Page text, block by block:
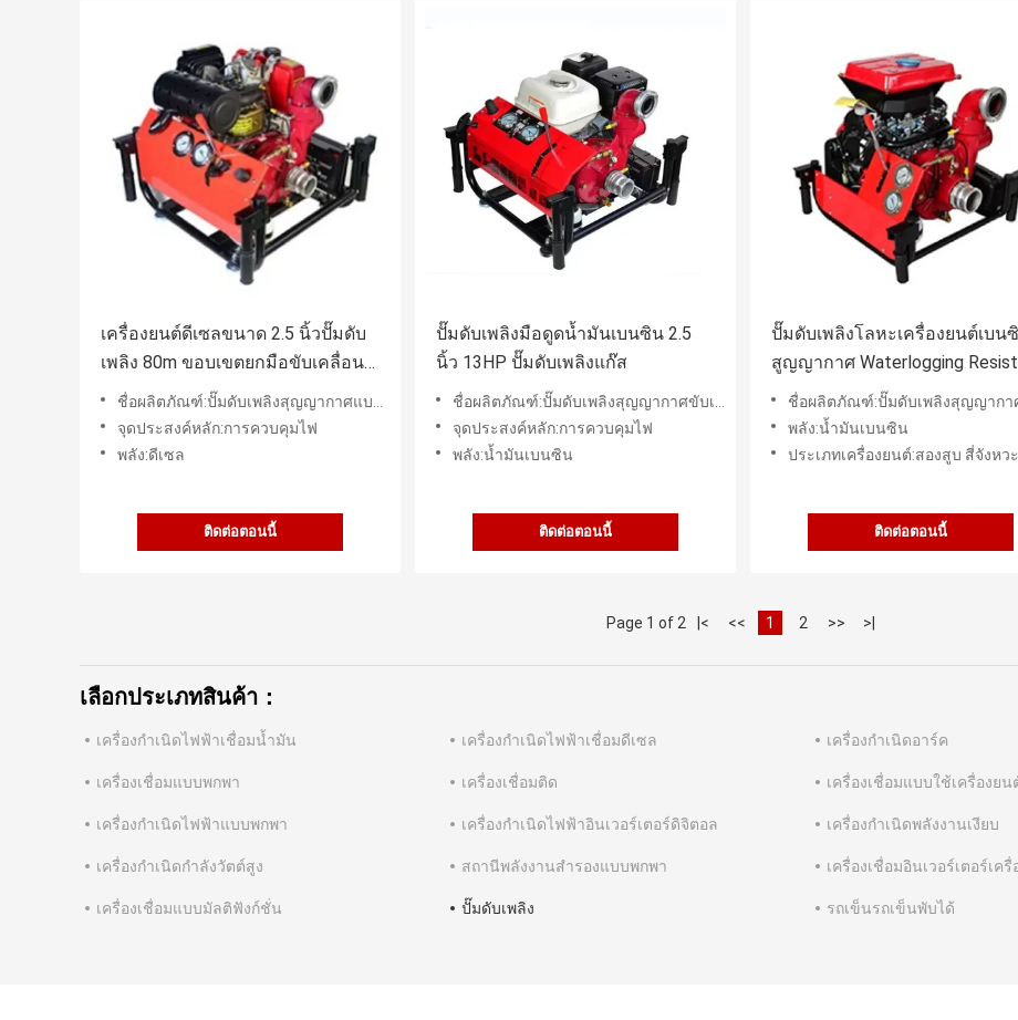
เครื่องยนต์ดีเซลขนาด 2.5 นิ้วปั๊มดับ
เพลิง 80m ขอบเขตยกมือขับเคลื่อน
สูญญากาศ
ชื่อผลิตภัณฑ์:ปั๊มดับเพลิงสุญญากาศแบบยกด้วยมือ เครื่องยนต์ดีเซล
จุดประสงค์หลัก:การควบคุมไฟ
พลัง:ดีเซล
ติดต่อตอนนี้
ปั๊มดับเพลิงมือดูดน้ำมันเบนซิน 2.5
นิ้ว 13HP ปั๊มดับเพลิงแก๊ส
ชื่อผลิตภัณฑ์:ปั๊มดับเพลิงสุญญากาศขับเคลื่อนด้วยมือแบบยกเครื่องยนต์เบนซิน
จุดประสงค์หลัก:การควบคุมไฟ
พลัง:น้ำมันเบนซิน
ติดต่อตอนนี้
ปั๊มดับเพลิงโลหะเครื่องยนต์เบน
สูญญากาศ Waterlogging Resist
ชื่อผลิตภัณฑ์:ปั๊มดับเพลิงสุญญากาศเครื่องยนต์เบนซินกระ
พลัง:น้ำมันเบนซิน
ประเภทเครื่องยนต์:สองสูบ สี่จังหวะ บังคับระบายความร้อนด้
ติดต่อตอนนี้
Page 1 of 2 |< << 1 2 >> >|
เลือกประเภทสินค้า：
เครื่องกำเนิดไฟฟ้าเชื่อมน้ำมัน เครื่องกำเนิดไฟฟ้าเชื่อมดีเซล เครื่องกำเนิดอาร์ค
เครื่องเชื่อมแบบพกพา เครื่องเชื่อมติด เครื่องเชื่อมแบบใช้เครื่องยน
เครื่องกำเนิดไฟฟ้าแบบพกพา เครื่องกำเนิดไฟฟ้าอินเวอร์เตอร์ดิจิตอล เครื่องกำเนิดพลังงานเงียบ
เครื่องกำเนิดกำลังวัตต์สูง สถานีพลังงานสำรองแบบพกพา เครื่องเชื่อมอินเวอร์เตอร์เค
เครื่องเชื่อมแบบมัลติฟังก์ชั่น ปั๊มดับเพลิง รถเข็นรถเข็นพับได้